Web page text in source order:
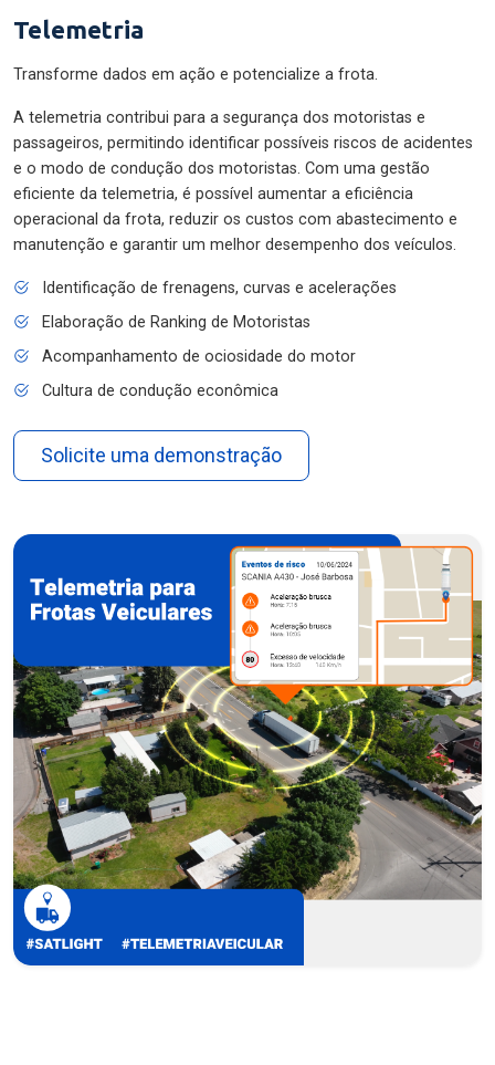
Telemetria
Transforme dados em ação e potencialize a frota.
A telemetria contribui para a segurança dos motoristas e
passageiros, permitindo identificar possíveis riscos de acidentes
e o modo de condução dos motoristas. Com uma gestão
eficiente da telemetria, é possível aumentar a eficiência
operacional da frota, reduzir os custos com abastecimento e
manutenção e garantir um melhor desempenho dos veículos.
Identificação de frenagens, curvas e acelerações
Elaboração de Ranking de Motoristas
Acompanhamento de ociosidade do motor
Cultura de condução econômica
Solicite uma demonstração